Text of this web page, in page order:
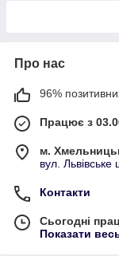
Про нас
96%
Працює з
м.
вул.
Контакти
Сьогодні
Показати